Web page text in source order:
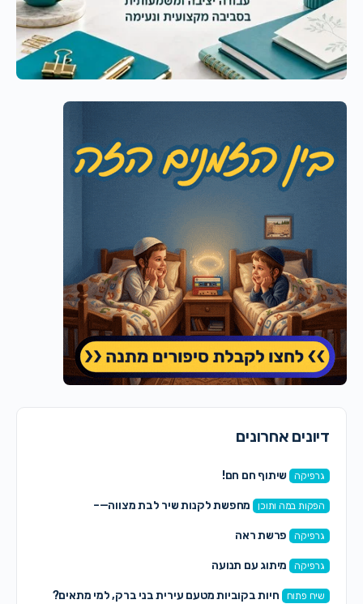
דיונים אחרונים
גרפיקה שיתוף חם חם!
הפקות במה ותוכן מחפשת לקנות שיר לבת מצווה—–
גרפיקה פרשת ראה
גרפיקה מיתוג עם תנועה
שיח פתוח חיות בקוביות מטעם עירית בני ברק, למי מתאים?